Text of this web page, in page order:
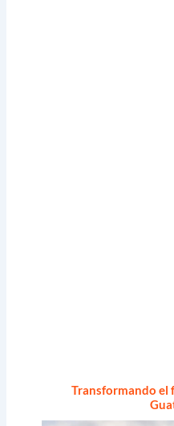
Transformando el